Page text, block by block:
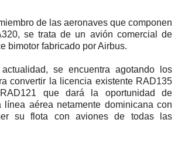
de las aeronaves que componen
se trata de un avión comercial de
bimotor fabricado por Airbus.
se encuentra agotando los
convertir la licencia existente RAD135
que dará la oportunidad de
línea aérea netamente dominicana con
su flota con aviones de todas las